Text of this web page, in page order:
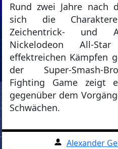
Rund zwei Jahre nach
sich die
Zeichentrick- und
Nickelodeon All-
effektreichen Kämpfen
der Super-Smash-
Fighting Game zeigt
gegenüber dem
Schwächen.
Alexander